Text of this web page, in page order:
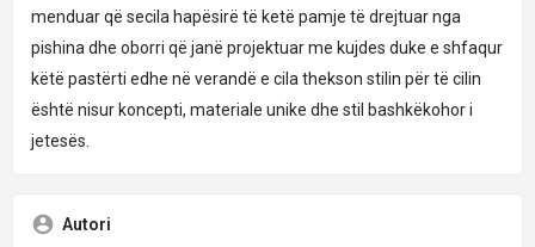
menduar që secila hapësirë të ketë pamje të drejtuar nga
pishina dhe oborri që janë projektuar me kujdes duke e shfaqur
këtë pastërti edhe në verandë e cila thekson stilin për të cilin
është nisur koncepti, materiale unike dhe stil bashkëkohor i
jetesës.
Autori